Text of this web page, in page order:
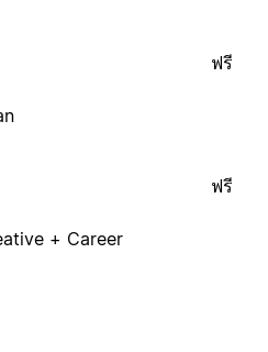
ฟรี
+ Career
ฟรี